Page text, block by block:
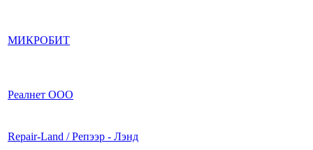
МИКРОБИТ
Реалнет ООО
Repair-Land / Репээр - Лэнд